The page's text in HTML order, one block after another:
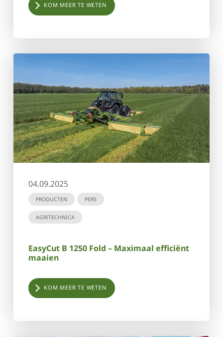
KOM MEER TE WETEN
04.09.2025
PRODUCTEN PERS
AGRITECHNICA
EasyCut B 1250 Fold – Maximaal efficiënt
maaien
KOM MEER TE WETEN